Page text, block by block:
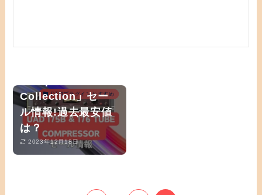
DTMプラグインおすすめ
「UAD 175B &
Collection」セー
ル情報!過去最安値
は？
2023年12月18日